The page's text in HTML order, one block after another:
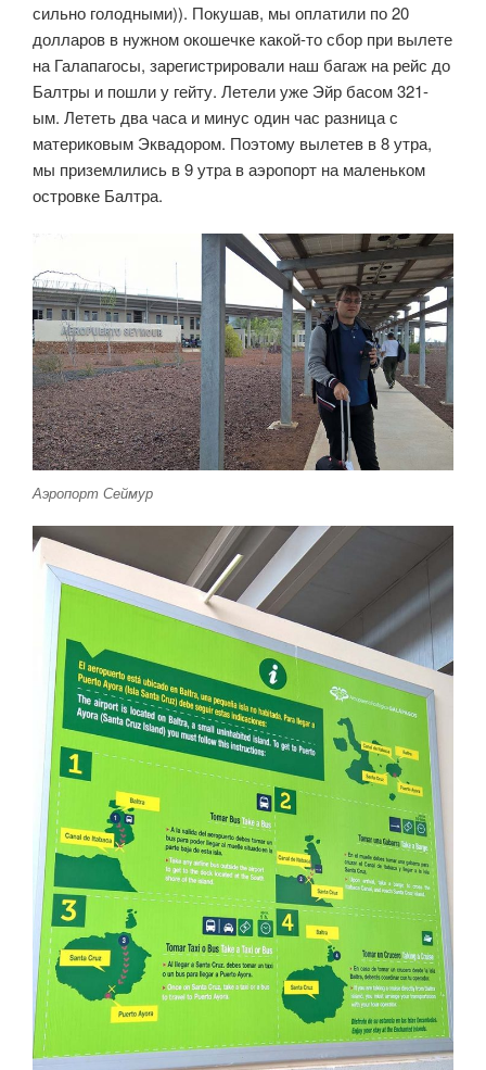
сильно голодными)). Покушав, мы оплатили по 20
долларов в нужном окошечке какой-то сбор при вылете
на Галапагосы, зарегистрировали наш багаж на рейс до
Балтры и пошли у гейту. Летели уже Эйр басом 321-
ым. Лететь два часа и минус один час разница с
материковым Эквадором. Поэтому вылетев в 8 утра,
мы приземлились в 9 утра в аэропорт на маленьком
островке Балтра.
Аэропорт Сеймур